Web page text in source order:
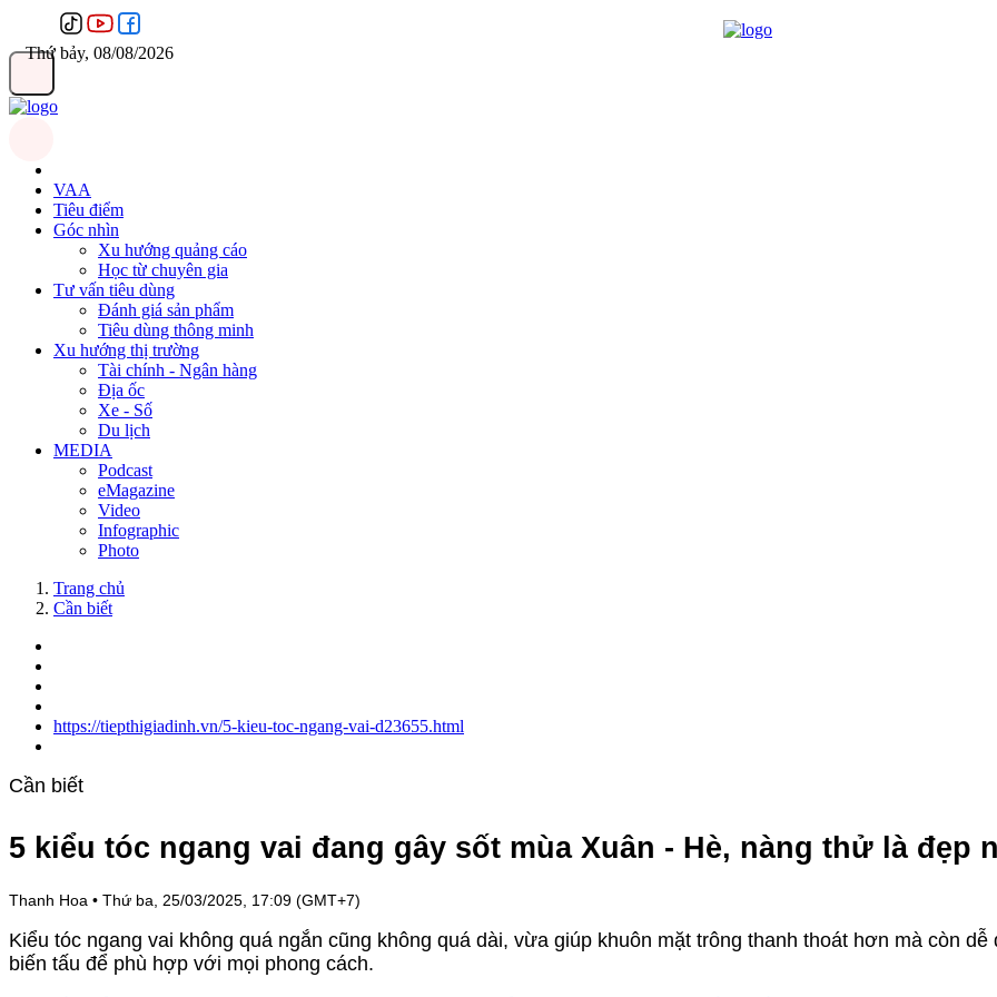
Thứ bảy, 08/08/2026
VAA
Tiêu điểm
Góc nhìn
Xu hướng quảng cáo
Học từ chuyên gia
Tư vấn tiêu dùng
Đánh giá sản phẩm
Tiêu dùng thông minh
Xu hướng thị trường
Tài chính - Ngân hàng
Địa ốc
Xe - Số
Du lịch
MEDIA
Podcast
eMagazine
Video
Infographic
Photo
Trang chủ
Cần biết
https://tiepthigiadinh.vn/5-kieu-toc-ngang-vai-d23655.html
Cần biết
5 kiểu tóc ngang vai đang gây sốt mùa Xuân - Hè, nàng thử là đẹp
Thanh Hoa • Thứ ba, 25/03/2025, 17:09 (GMT+7)
Kiểu tóc ngang vai không quá ngắn cũng không quá dài, vừa giúp khuôn mặt trông thanh thoát hơn mà còn dễ
biến tấu để phù hợp với mọi phong cách.